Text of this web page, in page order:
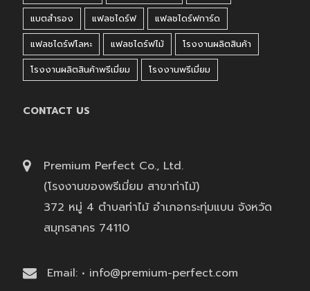
แบตสำรอง
แฟลชไดร์ฟ
แฟลชไดร์ฟการ์ด
แฟลชไดร์ฟโลหะ
แฟลชไดร์ฟไม้
โรงงานผลิตสินค้า
โรงงานผลิตสินค้าพรีเมี่ยม
โรงงานพรีเมี่ยม
CONTACT US
Premium Perfect Co., Ltd.
(โรงงานของพรีเมี่ยม สาขาท่าไม้)
372 หมู่ 4 ตำบลท่าไม้ อำเภอกระทุ่มแบน จังหวัด
สมุทรสาคร 74110
Email: • info@premium-perfect.com